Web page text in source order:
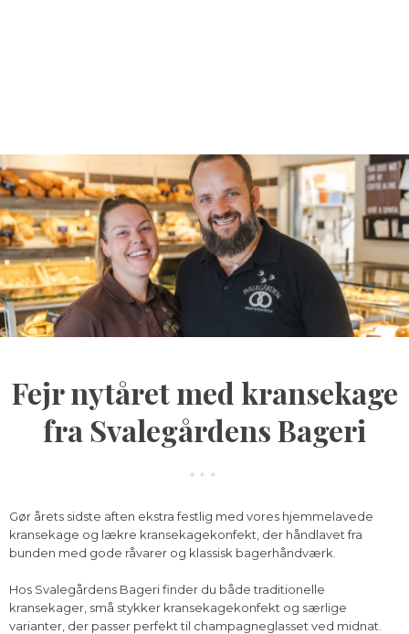
Fejr nytåret med kransekage
fra Svalegårdens Bageri
​***
Gør årets sidste aften ekstra festlig med vores hjemmelavede
kransekage og lækre kransekagekonfekt, der håndlavet fra
bunden med gode råvarer og klassisk bagerhåndværk.
Hos Svalegårdens Bageri finder du både traditionelle
kransekager, små stykker kransekagekonfekt og særlige
varianter, der passer perfekt til champagneglasset ved midnat.​